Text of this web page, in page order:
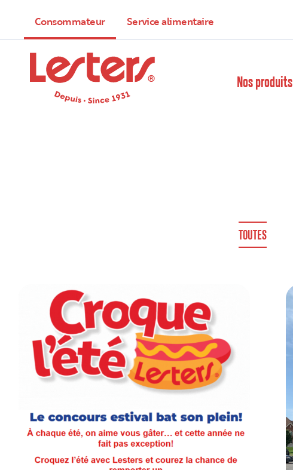
Consommateur Service alimentaire
Nos produits
TOUTES